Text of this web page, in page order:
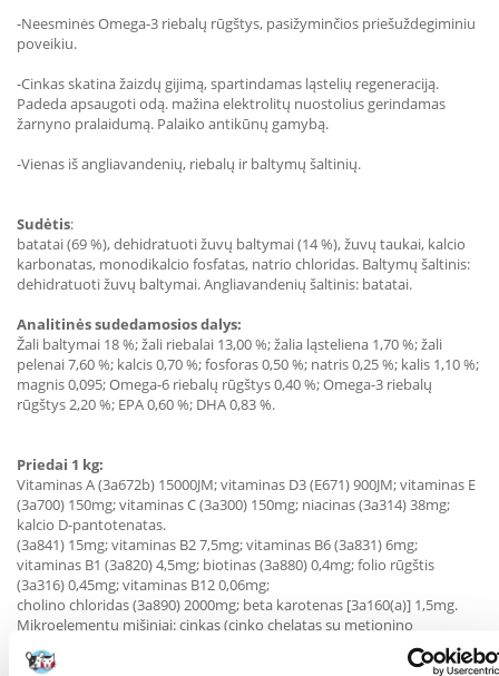
-Neesminės Omega-3 riebalų rūgštys, pasižyminčios priešuždegiminiu
poveikiu.
-Cinkas skatina žaizdų gijimą, spartindamas ląstelių regeneraciją.
Padeda apsaugoti odą. mažina elektrolitų nuostolius gerindamas
žarnyno pralaidumą. Palaiko antikūnų gamybą.
-Vienas iš angliavandenių, riebalų ir baltymų šaltinių.
Sudėtis:
batatai (69 %), dehidratuoti žuvų baltymai (14 %), žuvų taukai, kalcio
karbonatas, monodikalcio fosfatas, natrio chloridas. Baltymų šaltinis:
dehidratuoti žuvų baltymai. Angliavandenių šaltinis: batatai.
Analitinės sudedamosios dalys:
Žali baltymai 18 %; žali riebalai 13,00 %; žalia ląsteliena 1,70 %; žali
pelenai 7,60 %; kalcis 0,70 %; fosforas 0,50 %; natris 0,25 %; kalis 1,10 %;
magnis 0,095; Omega-6 riebalų rūgštys 0,40 %; Omega-3 riebalų
rūgštys 2,20 %; EPA 0,60 %; DHA 0,83 %.
Priedai 1 kg:
Vitaminas A (3a672b) 15000JM; vitaminas D3 (E671) 900JM; vitaminas E
(3a700) 150mg; vitaminas C (3a300) 150mg; niacinas (3a314) 38mg;
kalcio D-pantotenatas.
(3a841) 15mg; vitaminas B2 7,5mg; vitaminas B6 (3a831) 6mg;
vitaminas B1 (3a820) 4,5mg; biotinas (3a880) 0,4mg; folio rūgštis
(3a316) 0,45mg; vitaminas B12 0,06mg;
cholino chloridas (3a890) 2000mg; beta karotenas [3a160(a)] 1,5mg.
Mikroelementų mišiniai: cinkas (cinko chelatas su metionino
hidroksianalogu) (3b6.10).
174,6 mg; manganas (mangano chelatas su metionino